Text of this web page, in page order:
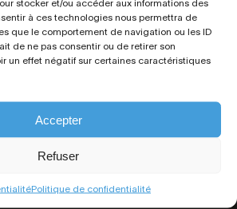
stocker et/ou accéder aux informations des
à ces technologies nous permettra de
que le comportement de navigation ou les ID
de ne pas consentir ou de retirer son
un effet négatif sur certaines caractéristiques
Accepter
Refuser
Politique de confidentialité
informations